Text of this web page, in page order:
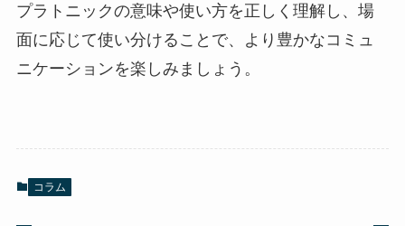
プラトニックの意味や使い方を正しく理解し、場
面に応じて使い分けることで、より豊かなコミュ
ニケーションを楽しみましょう。
コラム